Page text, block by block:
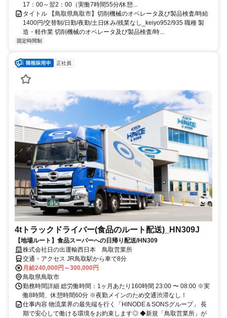
17：00～翌2：00（実働7時間55分/休憩...
タイトル 【鳥取県鳥取市】切削機械のオペレータ及び製品検査/時給
1400円/交替制/日勤/夜勤/土日休み/残業なし_keiyo952/935 職種 製
造・軽作業 切削機械のオペレータ及び製品検査/時...
固定時間制
正社員
4tトラックドライバー(食品のルート配送)_HN309J
【地場ルート】食品スーパーへの日帰り配送/HN309
株式会社日の出運輸西日本 鳥取営業所
交通・アクセス JR鳥取駅から車で8分
月給240,000円～300,000円
鳥取県鳥取市
勤務時間詳細 総労働時間：1ヶ月あたり160時間 23:00 〜 08:00 ※実
働8時間、休憩時間60分 ※夜勤メインのため交通渋滞なし！
仕事内容 物流業界の最先端を行く「HINODE＆SONSグループ」 長
期で安心して働ける環境をお約束します◎ ◆新規「鳥取営業所」が